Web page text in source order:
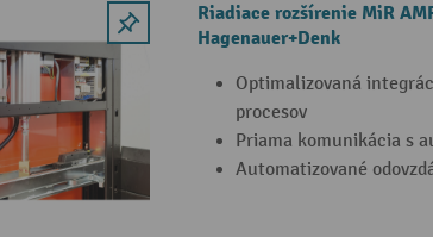
Riadiace rozšírenie MiR
Hagenauer+Denk
Optimalizovaná
procesov
Priama komunikácia s
Automatizované